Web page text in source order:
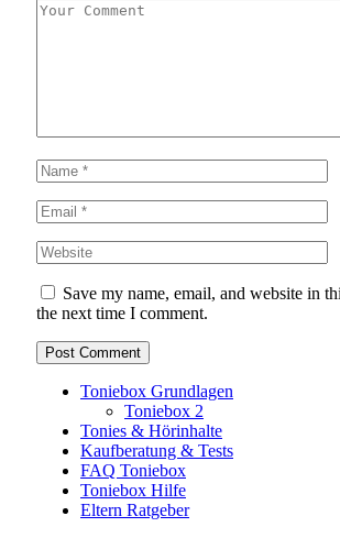
Save my name, email, and website in
the next time I comment.
Toniebox Grundlagen
Toniebox 2
Tonies & Hörinhalte
Kaufberatung & Tests
FAQ Toniebox
Toniebox Hilfe
Eltern Ratgeber